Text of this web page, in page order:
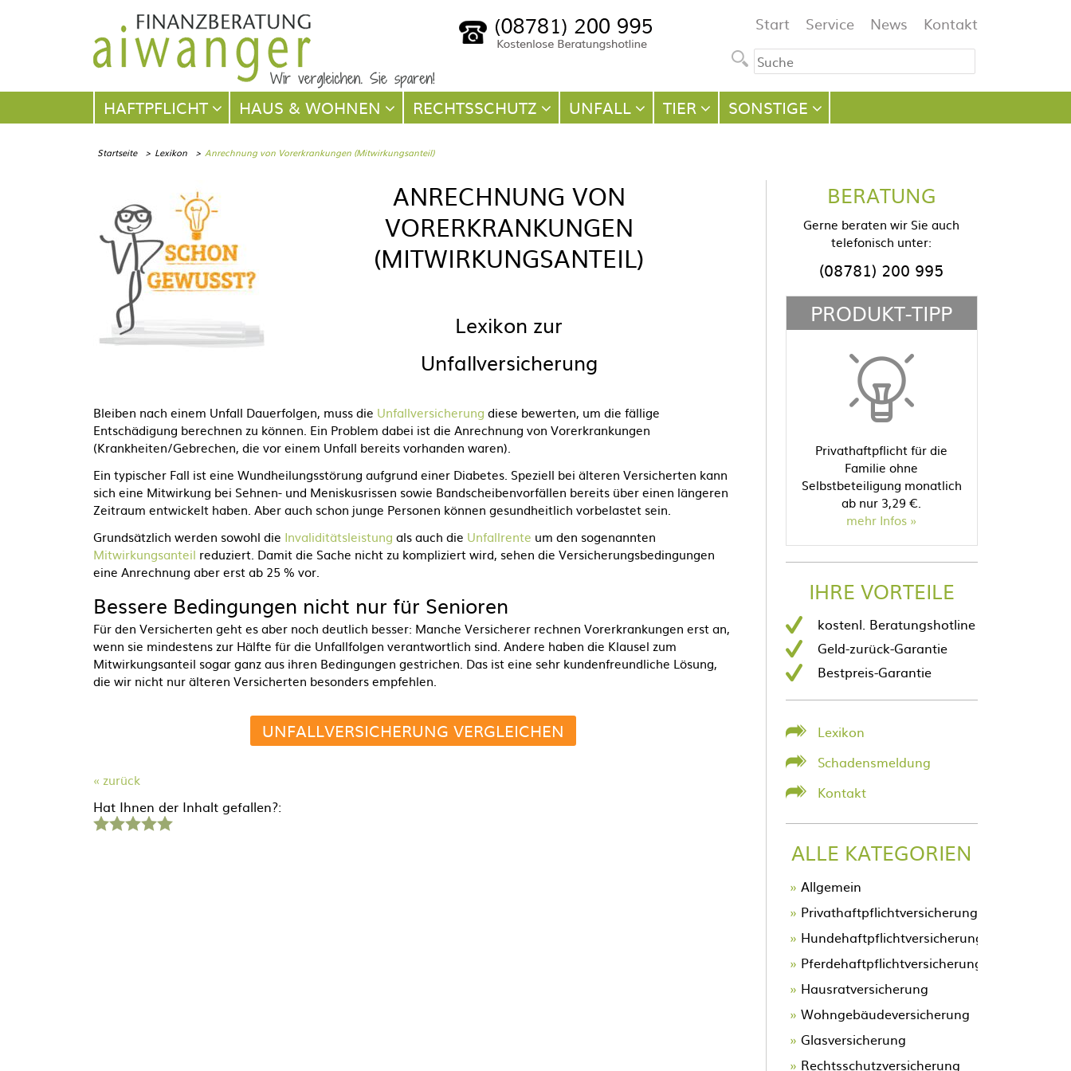
Navigation
Start Service News Kontakt
Navigation
überspringen
HAFTPFLICHT HAUS & WOHNEN RECHTSSCHUTZ UNFALL TIER SONSTIGE
Startseite Lexikon Anrechnung von Vorerkrankungen (Mitwirkungsanteil)
ANRECHNUNG VON
VORERKRANKUNGEN
(MITWIRKUNGSANTEIL)
Lexikon zur
Unfallversicherung
Bleiben nach einem Unfall Dauerfolgen, muss die Unfallversicherung diese bewerten, um die fällige
Entschädigung berechnen zu können. Ein Problem dabei ist die Anrechnung von Vorerkrankungen
(Krankheiten/Gebrechen, die vor einem Unfall bereits vorhanden waren).
Ein typischer Fall ist eine Wundheilungsstörung aufgrund einer Diabetes. Speziell bei älteren Versicherten kann
sich eine Mitwirkung bei Sehnen- und Meniskusrissen sowie Bandscheibenvorfällen bereits über einen längeren
Zeitraum entwickelt haben. Aber auch schon junge Personen können gesundheitlich vorbelastet sein.
Grundsätzlich werden sowohl die Invaliditätsleistung als auch die Unfallrente um den sogenannten
Mitwirkungsanteil reduziert. Damit die Sache nicht zu kompliziert wird, sehen die Versicherungsbedingungen
eine Anrechnung aber erst ab 25 % vor.
Bessere Bedingungen nicht nur für Senioren
Für den Versicherten geht es aber noch deutlich besser: Manche Versicherer rechnen Vorerkrankungen erst an,
wenn sie mindestens zur Hälfte für die Unfallfolgen verantwortlich sind. Andere haben die Klausel zum
Mitwirkungsanteil sogar ganz aus ihren Bedingungen gestrichen. Das ist eine sehr kundenfreundliche Lösung,
die wir nicht nur älteren Versicherten besonders empfehlen.
UNFALLVERSICHERUNG VERGLEICHEN
« zurück
Hat Ihnen der Inhalt gefallen?:
Stern Sterne Sterne Sterne Sterne
BERATUNG
Gerne beraten wir Sie auch
telefonisch unter:
(08781) 200 995
PRODUKT-TIPP
Privathaftpflicht für die
Familie ohne
Selbstbeteiligung monatlich
ab nur 3,29 €.
mehr Infos
IHRE VORTEILE
kostenl. Beratungshotline
Geld-zurück-Garantie
Bestpreis-Garantie
Lexikon
Schadensmeldung
Kontakt
ALLE KATEGORIEN
Allgemein
Privathaftpflichtversicherung
Hundehaftpflichtversicherung
Pferdehaftpflichtversicherung
Hausratversicherung
Wohngebäudeversicherung
Glasversicherung
Rechtsschutzversicherung